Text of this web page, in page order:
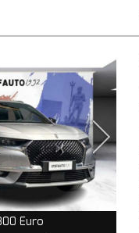
Euro